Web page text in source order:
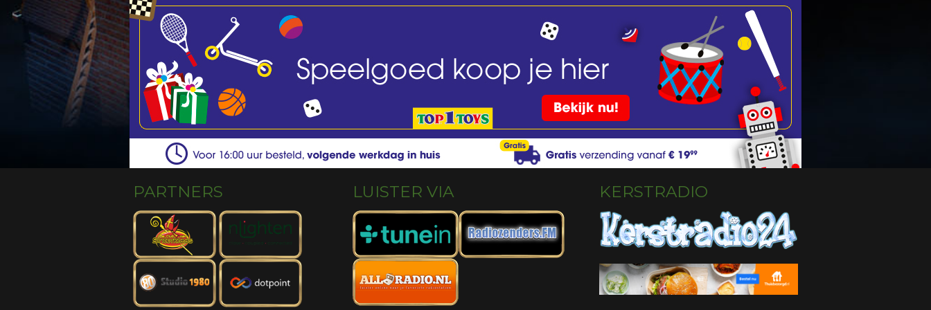
PARTNERS LUISTER VIA KERSTRADIO